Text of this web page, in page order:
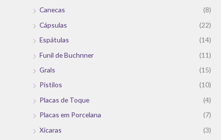
Canecas
(8)
Cápsulas
(22)
Espátulas
(14)
Funil de Buchnner
(11)
Grals
(15)
Pistilos
(10)
Placas de Toque
(4)
Placas em Porcelana
(7)
Xícaras
(3)